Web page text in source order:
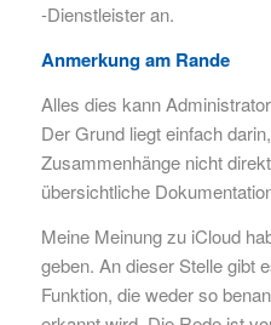
-Dienstleister an.
Anmerkung am Rande
Alles dies kann
Der Grund liegt einfach
Zusammenhänge nicht
übersichtliche
Meine Meinung zu iCloud
geben. An dieser Stelle gibt
Funktion, die weder so